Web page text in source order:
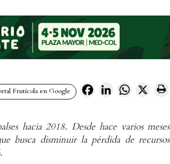
Frutícola en Google FacebookLinkedInWhatsApp
X
hacia 2018. Desde hace varios meses
busca disminuir la pérdida de recursos